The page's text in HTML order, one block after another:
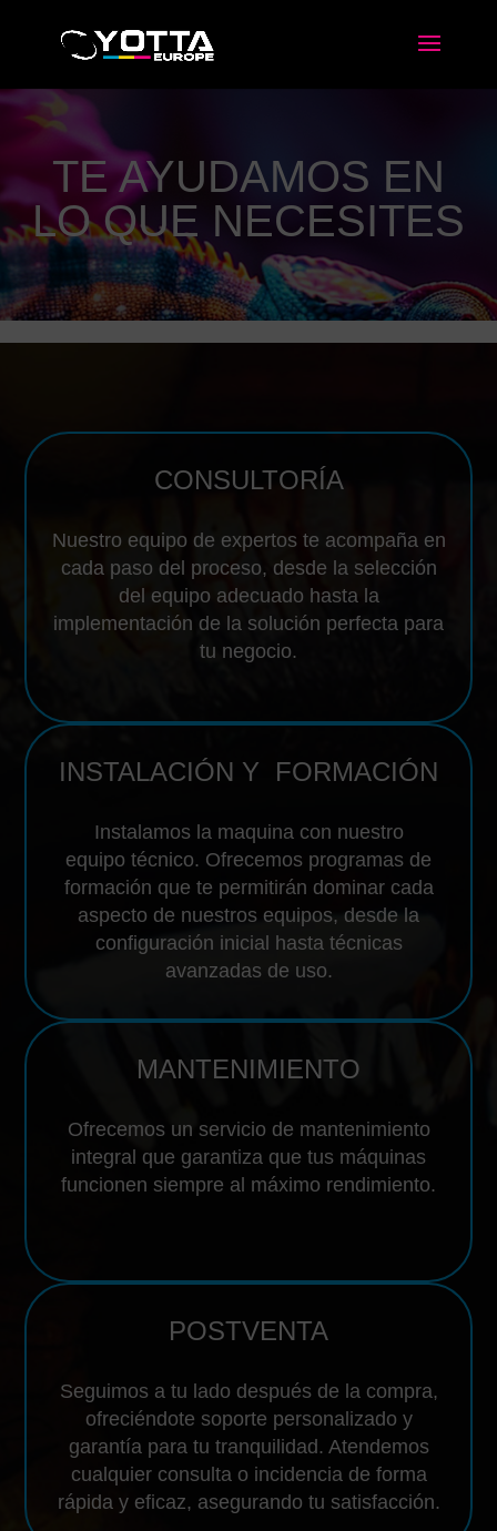
TE AYUDAMOS EN
LO QUE NECESITES
CONSULTORÍA
Nuestro equipo de expertos te acompaña en
cada paso del proceso, desde la selección
del equipo adecuado hasta la
implementación de la solución perfecta para
tu negocio.
INSTALACIÓN Y FORMACIÓN
Instalamos la maquina con nuestro
equipo técnico. Ofrecemos programas de
formación que te permitirán dominar cada
aspecto de nuestros equipos, desde la
configuración inicial hasta técnicas
avanzadas de uso.
MANTENIMIENTO
Ofrecemos un servicio de mantenimiento
integral que garantiza que tus máquinas
funcionen siempre al máximo rendimiento.
POSTVENTA
Seguimos a tu lado después de la compra,
ofreciéndote soporte personalizado y
garantía para tu tranquilidad. Atendemos
cualquier consulta o incidencia de forma
rápida y eficaz, asegurando tu satisfacción.